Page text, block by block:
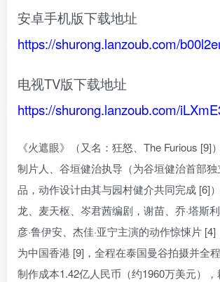
安卓手机版下载地址
https://shurong.lanzoub.com/
电视TV版下载地址
https://shurong.lanzoub.com/
《火遮眼》（又名：狂怒、The Furious [9]
制片人、谷垣健治执导（为谷垣健治首部
品，动作设计由其与园村健介共同完成 [6]
龙、麦天枢、岑君茜编剧，谢苗、乔·塔斯
彦·鲁伊安、杰佳·亚宁主演的动作惊悚片
为中国香港 [9]，全程在泰国曼谷拍摄并全
制作成本1.42亿人民币（约1960万美元）